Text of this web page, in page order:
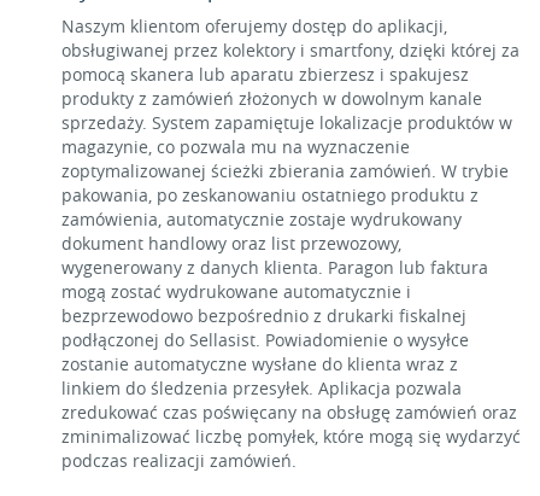
Naszym klientom oferujemy dostęp do aplikacji,
obsługiwanej przez kolektory i smartfony, dzięki której za
pomocą skanera lub aparatu zbierzesz i spakujesz
produkty z zamówień złożonych w dowolnym kanale
sprzedaży. System zapamiętuje lokalizacje produktów w
magazynie, co pozwala mu na wyznaczenie
zoptymalizowanej ścieżki zbierania zamówień. W trybie
pakowania, po zeskanowaniu ostatniego produktu z
zamówienia, automatycznie zostaje wydrukowany
dokument handlowy oraz list przewozowy,
wygenerowany z danych klienta. Paragon lub faktura
mogą zostać wydrukowane automatycznie i
bezprzewodowo bezpośrednio z drukarki fiskalnej
podłączonej do Sellasist. Powiadomienie o wysyłce
zostanie automatyczne wysłane do klienta wraz z
linkiem do śledzenia przesyłek. Aplikacja pozwala
zredukować czas poświęcany na obsługę zamówień oraz
zminimalizować liczbę pomyłek, które mogą się wydarzyć
podczas realizacji zamówień.